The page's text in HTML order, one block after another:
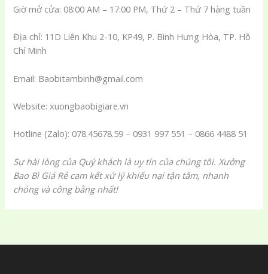
Giờ mở cửa: 08:00 AM – 17:00 PM, Thứ 2 – Thứ 7 hàng tuần
Địa chỉ: 11D Liên Khu 2-10, KP49, P. Bình Hưng Hòa, TP. Hồ
Chí Minh
Email: Baobitambinh@gmail.com
Website: xuongbaobigiare.vn
Hotline (Zalo): 078.45678.59 – 0931 997 551 – 0866 4488 51
Sự hài lòng của Quý khách là uy tín của chúng tôi. Xưởng
Bao Bì Giá Rẻ cam kết xử lý khiếu nại tận tâm, nhanh
chóng và công bằng nhất!